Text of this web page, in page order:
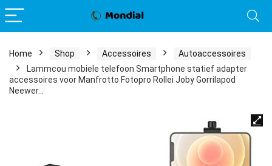
Home Shop Accessoires
Autoaccessoires
Lammcou mobiele telefoon Smartphone statief adapter
accessoires voor Manfrotto Fotopro Rollei Joby Gorrilapod
Neewer…